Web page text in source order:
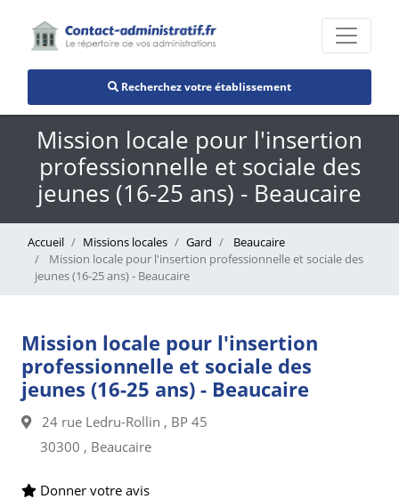
Recherchez votre établissement
Mission locale pour l'insertion
professionnelle et sociale des
jeunes (16-25 ans) - Beaucaire
Accueil Missions locales Gard
Beaucaire
Mission locale pour l'insertion professionnelle et sociale des
jeunes (16-25 ans) - Beaucaire
Mission locale pour l'insertion
professionnelle et sociale des
jeunes (16-25 ans) - Beaucaire
24 rue Ledru-Rollin , BP 45
30300 , Beaucaire
Donner votre avis